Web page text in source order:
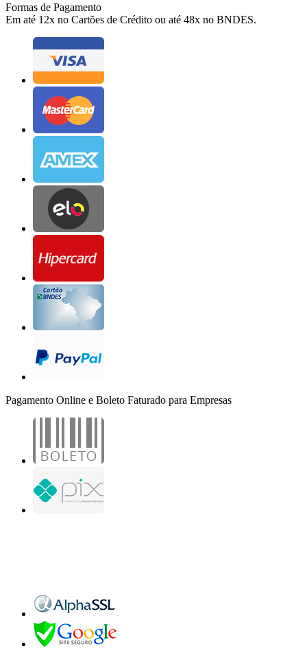
Formas de Pagamento
Em até 12x no Cartões de Crédito ou até 48x no BNDES.
Pagamento Online e Boleto Faturado para Empresas